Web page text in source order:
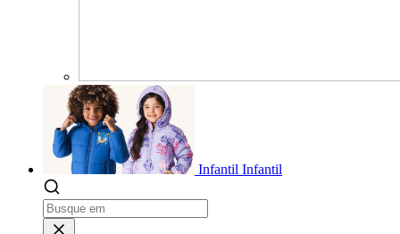
Infantil Infantil